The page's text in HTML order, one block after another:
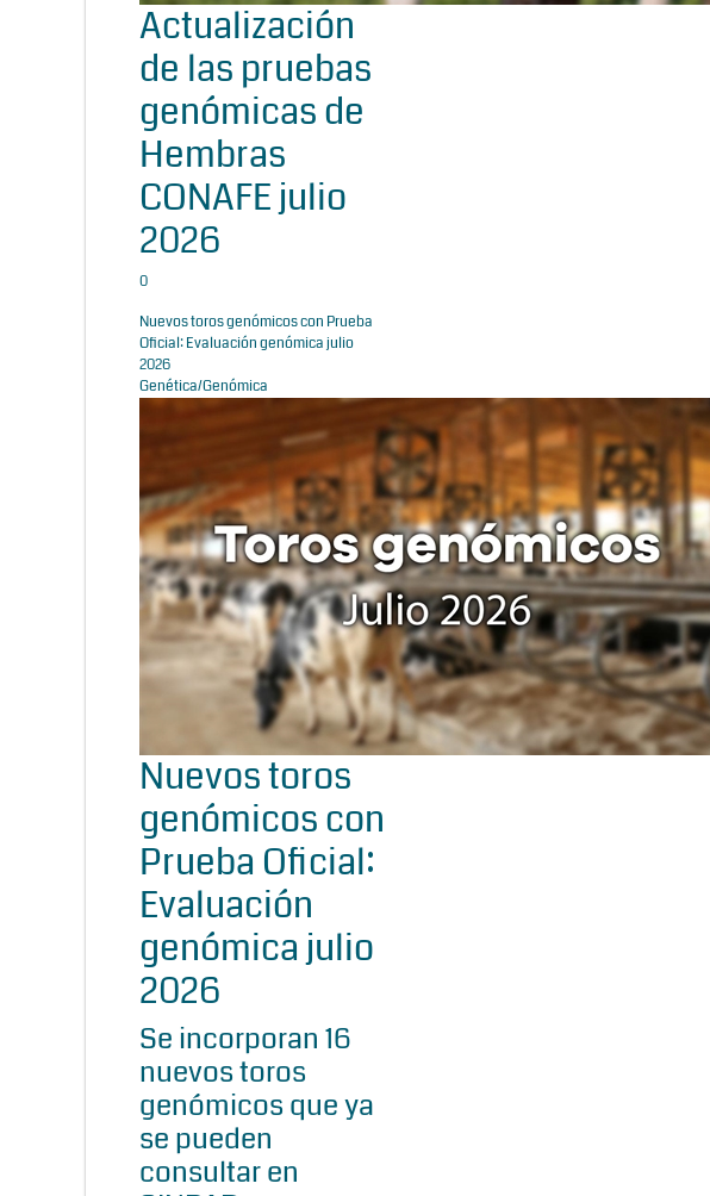
Actualización
de las pruebas
genómicas de
Hembras
CONAFE julio
2026
0
Nuevos toros genómicos con Prueba
Oficial: Evaluación genómica julio
2026
Genética/Genómica
Nuevos toros
genómicos con
Prueba Oficial:
Evaluación
genómica julio
2026
Se incorporan 16
nuevos toros
genómicos que ya
se pueden
consultar en